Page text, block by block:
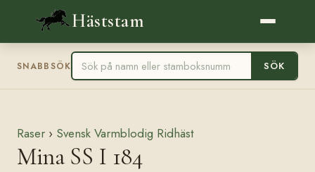
Häststam
SNABBSÖK SÖK
Raser › Svensk Varmblodig Ridhäst
Mina SS I 184